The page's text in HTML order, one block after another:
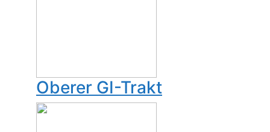
Oberer GI-Trakt